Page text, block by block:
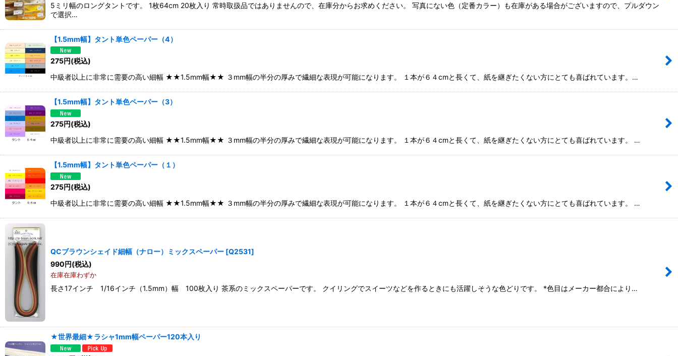
5ミリ幅のロングタントです。 1枚64cm 20枚入り 常時取扱品ではありませんので、在庫分からお求めください。 写真にない色（定番カラー）も在庫がある場合がございますので、プルダウン
で選択…
【1.5mm幅】タント単色ペーパー（4）
275円(税込)
中級者以上に非常に需要の高い細幅 ★★1.5mm幅★★ ３mm幅の半分の厚みで繊細な表現が可能になります。 １本が６４cmと長くて、紙を継ぎたくない方にとても喜ばれています。…
【1.5mm幅】タント単色ペーパー（3）
275円(税込)
中級者以上に非常に需要の高い細幅 ★★1.5mm幅★★ ３mm幅の半分の厚みで繊細な表現が可能になります。 １本が６４cmと長くて、紙を継ぎたくない方にとても喜ばれています。 …
【1.5mm幅】タント単色ペーパー（１）
275円(税込)
中級者以上に非常に需要の高い細幅 ★★1.5mm幅★★ ３mm幅の半分の厚みで繊細な表現が可能になります。 １本が６４cmと長くて、紙を継ぎたくない方にとても喜ばれています。 …
QCブラウンシェイド細幅（ナロー）ミックスペーパー [Q2531]
990円(税込)
在庫在庫わずか
長さ17インチ 1/16インチ（1.5mm）幅 100枚入り 茶系のミックスペーパーです。 クイリングでスイーツなどを作るときにも活躍しそうな色どりです。 *色目はメーカー都合により…
★世界最細★ラシャ1mm幅ペーパー120本入り